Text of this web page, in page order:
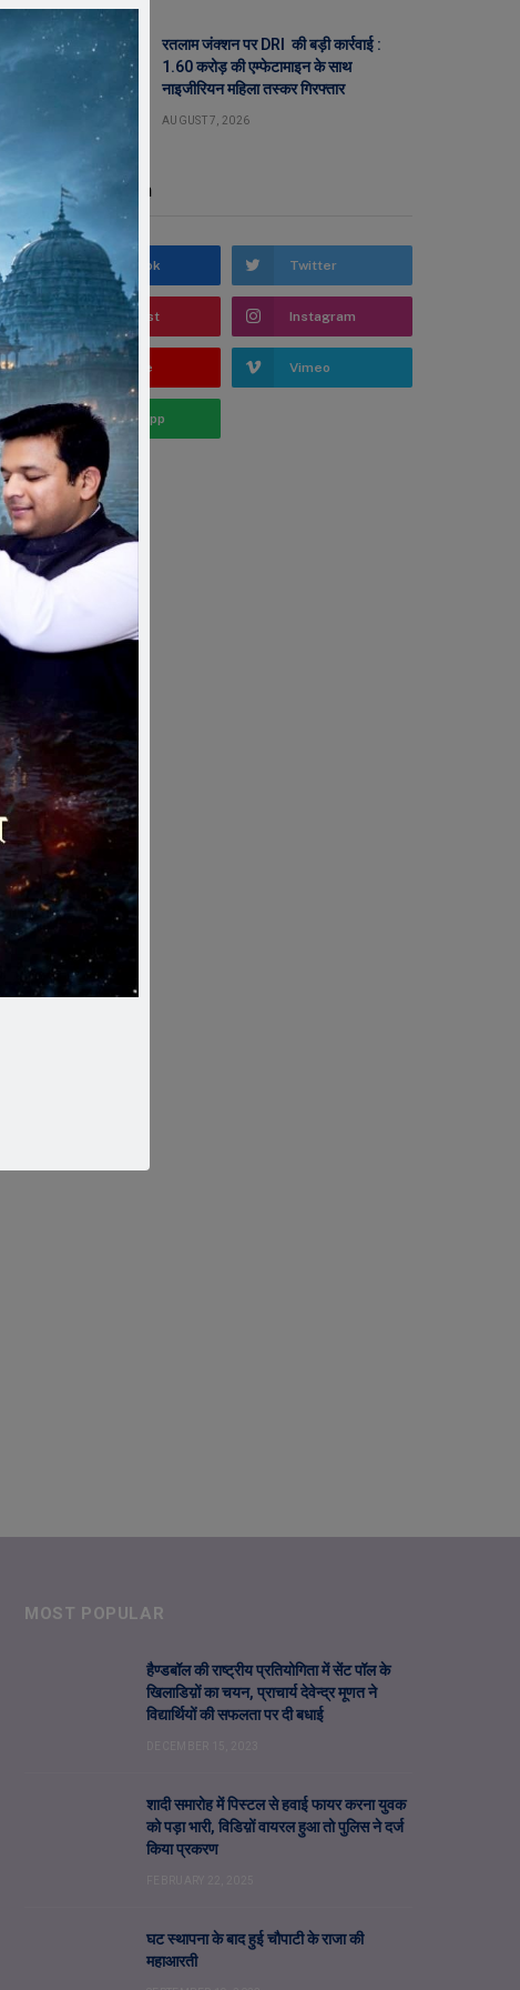
रतलाम जंक्शन पर DRI की बड़ी कार्रवाई :
1.60 करोड़ की एम्फेटामाइन के साथ
नाइजीरियन महिला तस्कर गिरफ्तार
AUGUST 7, 2026
Stay In Touch
Facebook Twitter
Pinterest Instagram
YouTube Vimeo
WhatsApp
MOST POPULAR
हैण्डबॉल की राष्ट्रीय प्रतियोगिता में सेंट पॉल के
खिलाडिय़ों का चयन, प्राचार्य देवेन्द्र मूणत ने
विद्यार्थियों की सफलता पर दी बधाई
शादी समारोह में पिस्टल से हवाई फायर करना युवक
को पड़ा भारी, विडिय़ों वायरल हुआ तो पुलिस ने दर्ज
किया प्रकरण
घट स्थापना के बाद हुई चौपाटी के राजा की
महाआरती